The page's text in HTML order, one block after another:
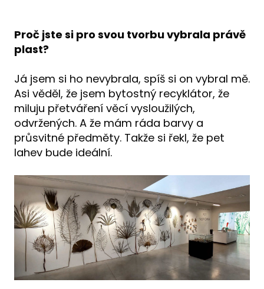
Proč jste si pro svou tvorbu vybrala právě
plast?
​​​Já jsem si ho nevybrala, spíš si on vybral mě.
Asi věděl, že jsem bytostný recyklátor, že
miluju přetváření věcí vysloužilých,
odvržených. A že mám ráda barvy a
průsvitné předměty. Takže si řekl, že pet
lahev bude ideální.